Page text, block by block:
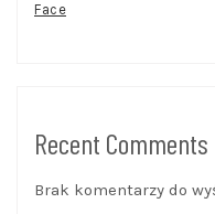
Face
Recent Comments
Brak komentarzy do